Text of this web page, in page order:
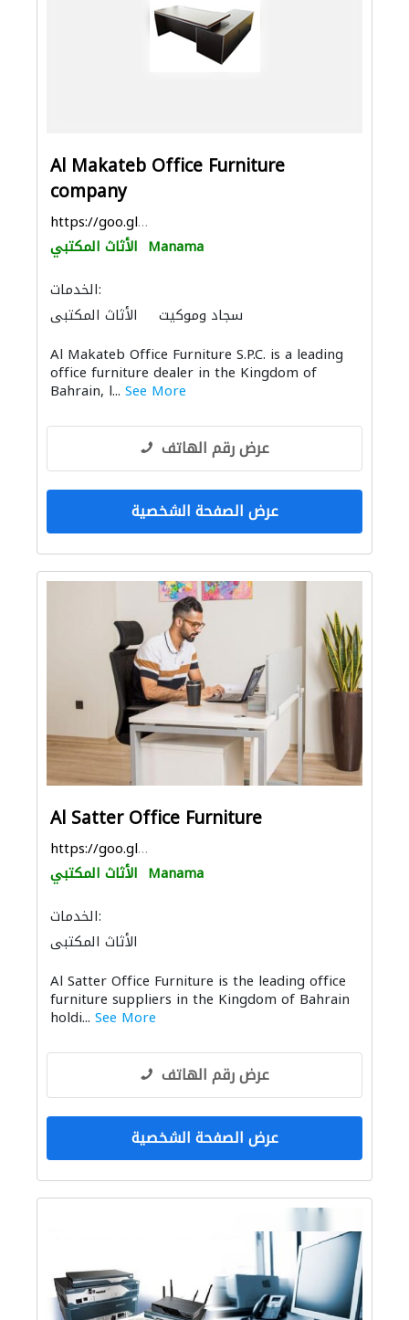
Al Makateb Office Furniture
company
https://goo.gl/maps/zUNpKt4bEW7LbGA68
الأثاث المكتبي Manama
الخدمات:
الأثاث المكتبي
سجاد وموكيت
Al Makateb Office Furniture S.P.C. is a leading
office furniture dealer in the Kingdom of
Bahrain, l... See More
عرض رقم الهاتف
عرض الصفحة الشخصية
Al Satter Office Furniture
https://goo.gl/maps/hV5AZBMWD7SZ52DD8
الأثاث المكتبي Manama
الخدمات:
الأثاث المكتبي
Al Satter Office Furniture is the leading office
furniture suppliers in the Kingdom of Bahrain
holdi... See More
عرض رقم الهاتف
عرض الصفحة الشخصية